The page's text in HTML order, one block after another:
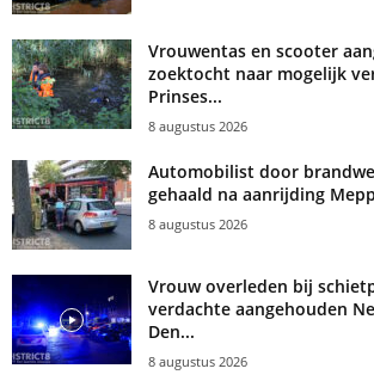
Vrouwentas en scooter
zoektocht naar mogelijk
Prinses...
8 augustus 2026
Automobilist door
gehaald na aanrijding
8 augustus 2026
Vrouw overleden bij
verdachte aangehouden
Den...
8 augustus 2026